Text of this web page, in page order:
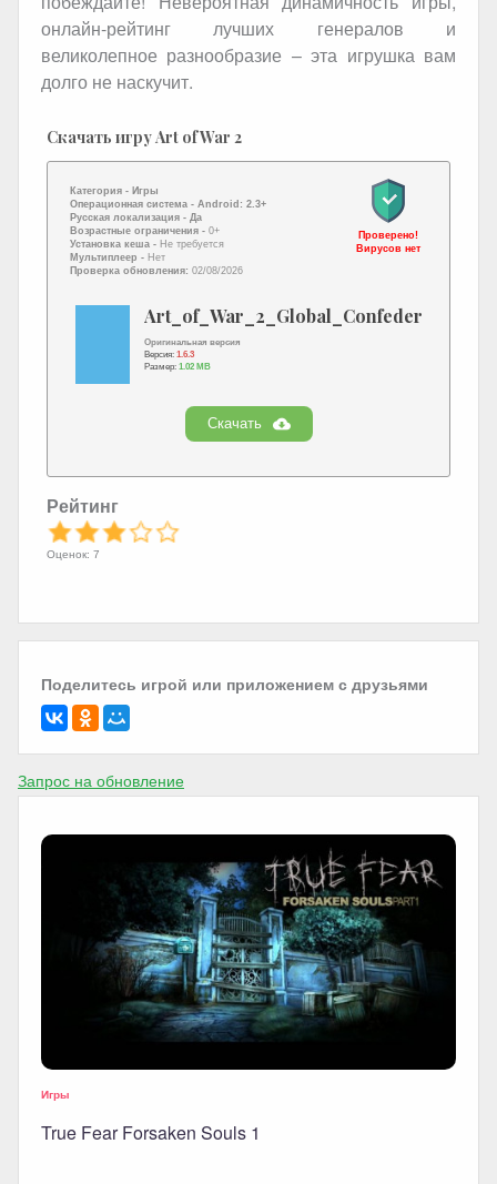
онлайн-рейтинг лучших генералов и
великолепное разнообразие – эта игрушка вам
долго не наскучит.
Скачать игру Art of War 2
Категория - Игры
Операционная система - Android: 2.3+
Русская локализация - Да
Возрастные ограничения - 0+
Установка кеша - Не требуется
Мультиплеер - Нет
Проверка обновления: 02/08/2026
Проверено!
Вирусов нет
Оригинальная версия
Версия: 1.6.3
Размер: 1.02 MB
Скачать
Рейтинг
Оценок: 7
Поделитесь игрой или приложением с друзьями
Запрос на обновление
Игры
True Fear Forsaken Souls 1